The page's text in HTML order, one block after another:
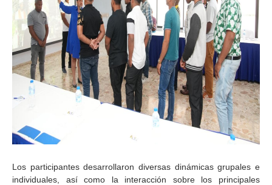
Los participantes desarrollaron diversas dinámicas grupales e
individuales, así como la interacción sobre los principales